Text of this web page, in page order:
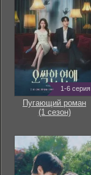
1-6 серия
Пугающий роман
(1 сезон)